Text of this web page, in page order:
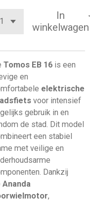
In
winkelwagen
Tomos EB 16 is een
en
elektrische
voor intensief
gebruik in en
de stad. Dit model
een stabiel
met veilige en
Dankzij
Ananda
,